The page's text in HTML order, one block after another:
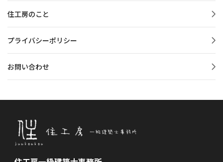
住工房のこと
プライバシーポリシー
お問い合わせ